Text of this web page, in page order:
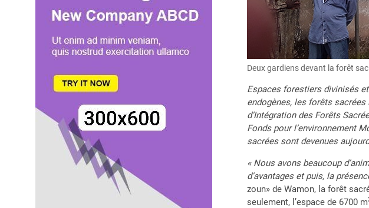
Deux gardiens devant la forêt
Espaces forestiers divinisés
endogènes, les forêts
d’Intégration des Forêts
Fonds pour l’environnement
sacrées sont devenues
« Nous avons beaucoup
d’avantages et puis, la
zoun» de Wamon, la forêt
seulement, l’espace de 6700 m